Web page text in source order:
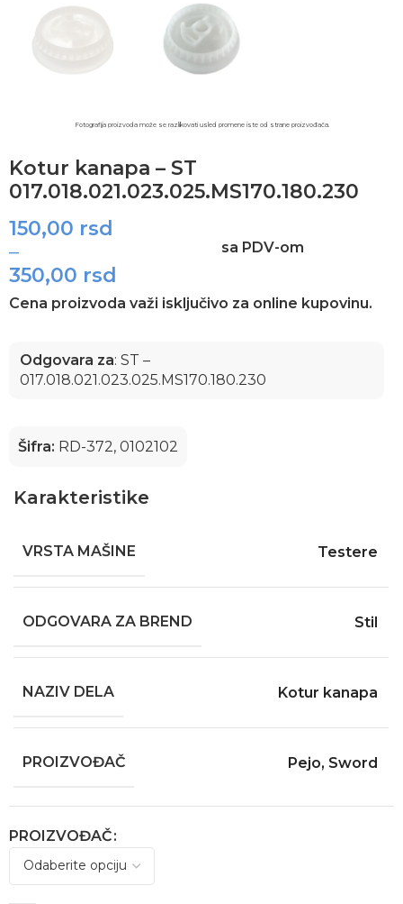
Fotografija proizvoda može se razlikovati usled promene iste od strane proizvođača.​
Kotur kanapa – ST
017.018.021.023.025.MS170.180.230
150,00 rsd
–
350,00 rsd
sa PDV-om
Cena proizvoda važi isključivo za online kupovinu.
Odgovara za: ST –
017.018.021.023.025.MS170.180.230
Šifra: RD-372, 0102102
Karakteristike
VRSTA MAŠINE Testere
ODGOVARA ZA BREND Stil
NAZIV DELA Kotur kanapa
PROIZVOĐAČ Pejo, Sword
PROIZVOĐAČ
Alternative: